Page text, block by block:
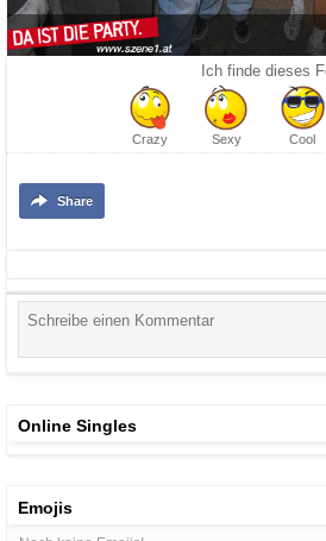
Ich finde dieses
Crazy Sexy Cool
Share
Online Singles
Emojis